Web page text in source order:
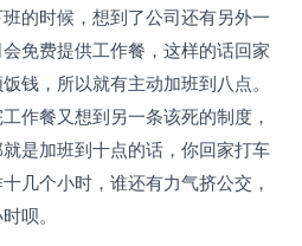
的时候，想到了公司还有另外一
免费提供工作餐，这样的话回家
钱，所以就有主动加班到八点。
作餐又想到另一条该死的制度，
是加班到十点的话，你回家打车
几个小时，谁还有力气挤公交，
呗。